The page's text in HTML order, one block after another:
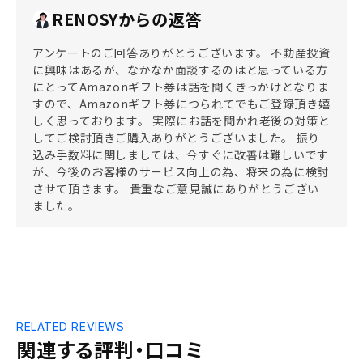
RENOSYからの返答
アンケートのご回答ありがとうございます。 不動産投資
に興味はあるが、なかなか面談するのはと思っている方
にとってAmazonギフト券は話を聞くきっかけとなりま
すので、Amazonギフト券につられてでもご登録頂き嬉
しく思っております。 実際にお話を聞かれ老後の対策と
してご検討頂きご購入ありがとうございました。 振り
込み手数料に関しましては、今すぐに改善は難しいです
が、今後のお客様のサービス向上の為、将来の為に検討
させて頂きます。 貴重なご意見誠にありがとうござい
ました。
関連する評判・口コミ
RELATED REVIEWS